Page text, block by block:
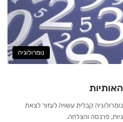
נומרולוגיה
קבלית עשויה לעזור לצאת
פרנסה והצלחה.